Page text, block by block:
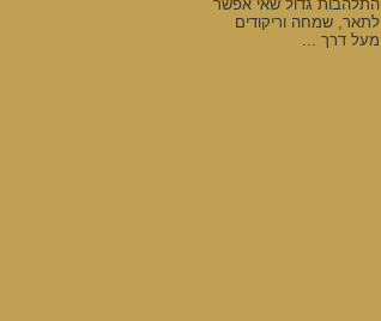
התלהבות גדול שאי אפשר
לתאר, שמחה וריקודים
מעל דרך ...